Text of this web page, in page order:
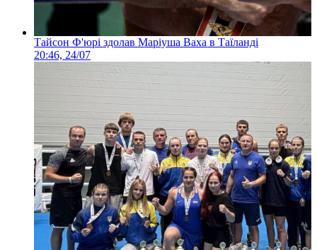
Тайсон Ф'юрі здолав Маріуша Ваха в Таїланді
20:46, 24/07